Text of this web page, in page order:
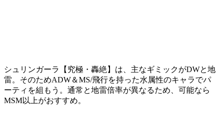
シュリンガーラ【究極・轟絶】は、主なギミックがDWと地
雷。そのためADW＆MS/飛行を持った水属性のキャラでパ
ーティを組もう。通常と地雷倍率が異なるため、可能なら
MSM以上がおすすめ。